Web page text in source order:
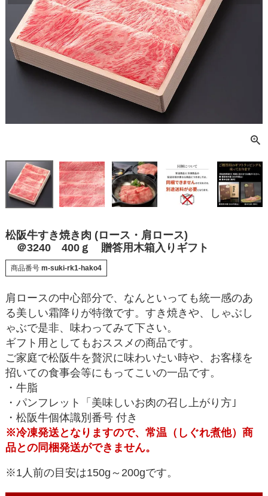
松阪牛すき焼き肉 (ロース・肩ロース)
＠3240 400ｇ 贈答用木箱入りギフト
商品番号 m-suki-rk1-hako4
肩ロースの中心部分で、なんといっても統一感のあ
る美しい霜降りが特徴です。すき焼きや、しゃぶし
ゃぶで是非、味わってみて下さい。
ギフト用としてもおススメの商品です。
ご家庭で松阪牛を贅沢に味わいたい時や、お客様を
招いての食事会等にもってこいの一品です。
・牛脂
・パンフレット「美味しいお肉の召し上がり方｣
・松阪牛個体識別番号 付き
※冷凍発送となりますので、常温（しぐれ煮他）商
品との同梱発送ができません。
※1人前の目安は150g～200gです。